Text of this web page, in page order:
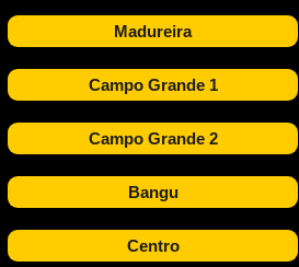
Madureira
Campo Grande 1
Campo Grande 2
Bangu
Centro